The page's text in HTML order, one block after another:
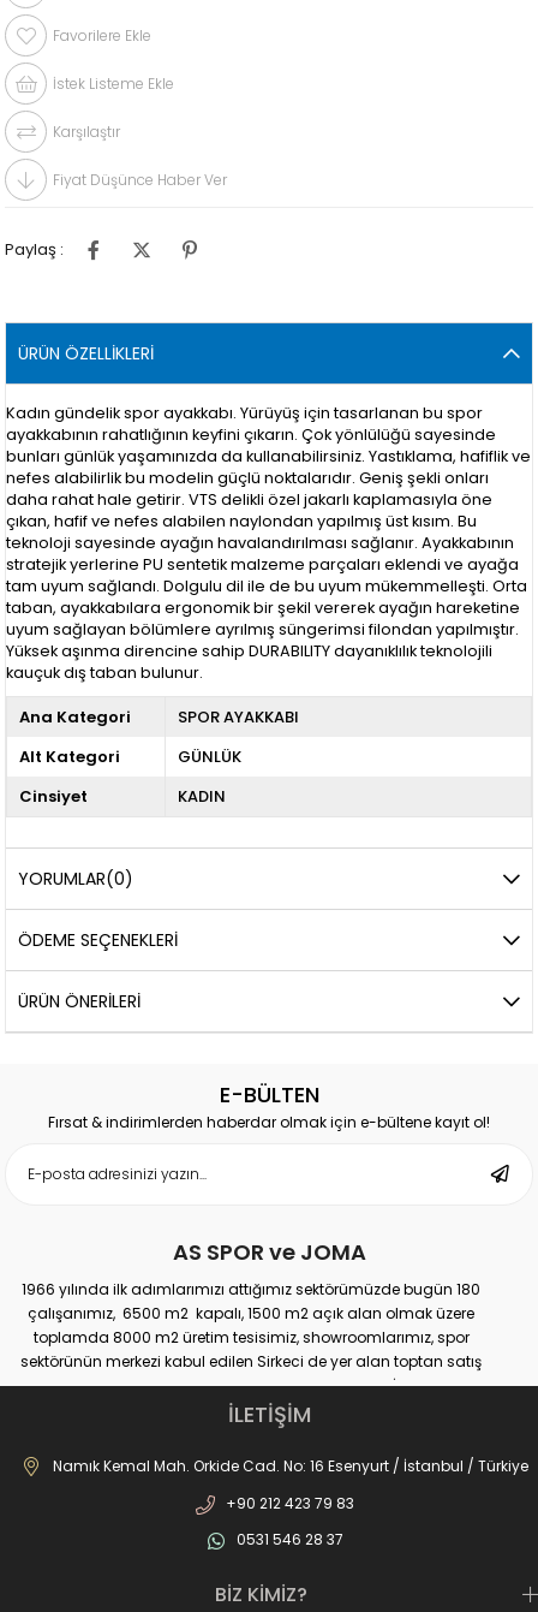
Favorilere Ekle
İstek Listeme Ekle
Karşılaştır
Fiyat Düşünce Haber Ver
Paylaş :
ÜRÜN ÖZELLIKLERI
Kadın gündelik spor ayakkabı. Yürüyüş için tasarlanan bu spor
ayakkabının rahatlığının keyfini çıkarın. Çok yönlülüğü sayesinde
bunları günlük yaşamınızda da kullanabilirsiniz. Yastıklama, hafiflik ve
nefes alabilirlik bu modelin güçlü noktalarıdır. Geniş şekli onları
daha rahat hale getirir. VTS delikli özel jakarlı kaplamasıyla öne
çıkan, hafif ve nefes alabilen naylondan yapılmış üst kısım. Bu
teknoloji sayesinde ayağın havalandırılması sağlanır. Ayakkabının
stratejik yerlerine PU sentetik malzeme parçaları eklendi ve ayağa
tam uyum sağlandı. Dolgulu dil ile de bu uyum mükemmelleşti. Orta
taban, ayakkabılara ergonomik bir şekil vererek ayağın hareketine
uyum sağlayan bölümlere ayrılmış süngerimsi filondan yapılmıştır.
Yüksek aşınma direncine sahip DURABILITY dayanıklılık teknolojili
kauçuk dış taban bulunur.
Ana Kategori
SPOR AYAKKABI
Alt Kategori
GÜNLÜK
Cinsiyet
KADIN
YORUMLAR(0)
ÖDEME SEÇENEKLERI
ÜRÜN ÖNERILERI
E-BÜLTEN
Fırsat & indirimlerden haberdar olmak için e-bültene kayıt ol!
AS SPOR ve JOMA
1966 yılında ilk adımlarımızı attığımız sektörümüzde bugün 180
çalışanımız, 6500 m2 kapalı, 1500 m2 açık alan olmak üzere
toplamda 8000 m2 üretim tesisimiz, showroomlarımız, spor
sektörünün merkezi kabul edilen Sirkeci de yer alan toptan satış
mağazamız, Türkiye genelinde yaklaşık 300 bayimiz, İstanbul’da 10
perakande mağazamız, Türkiye’ye hizmet eden e-ticaret sanal
mağazamız ile AS SPOR ailesi günden güne büyüyerek sektöre,
JOMA markası ile de Türkiye'de ülkemize hizmet etmektedir.
İLETİŞİM
Namık Kemal Mah. Orkide Cad. No: 16 Esenyurt / İstanbul / Türkiye
+90 212 423 79 83
0531 546 28 37
BİZ KİMİZ?